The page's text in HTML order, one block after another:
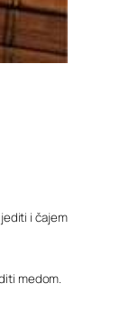
i čajem
medom.